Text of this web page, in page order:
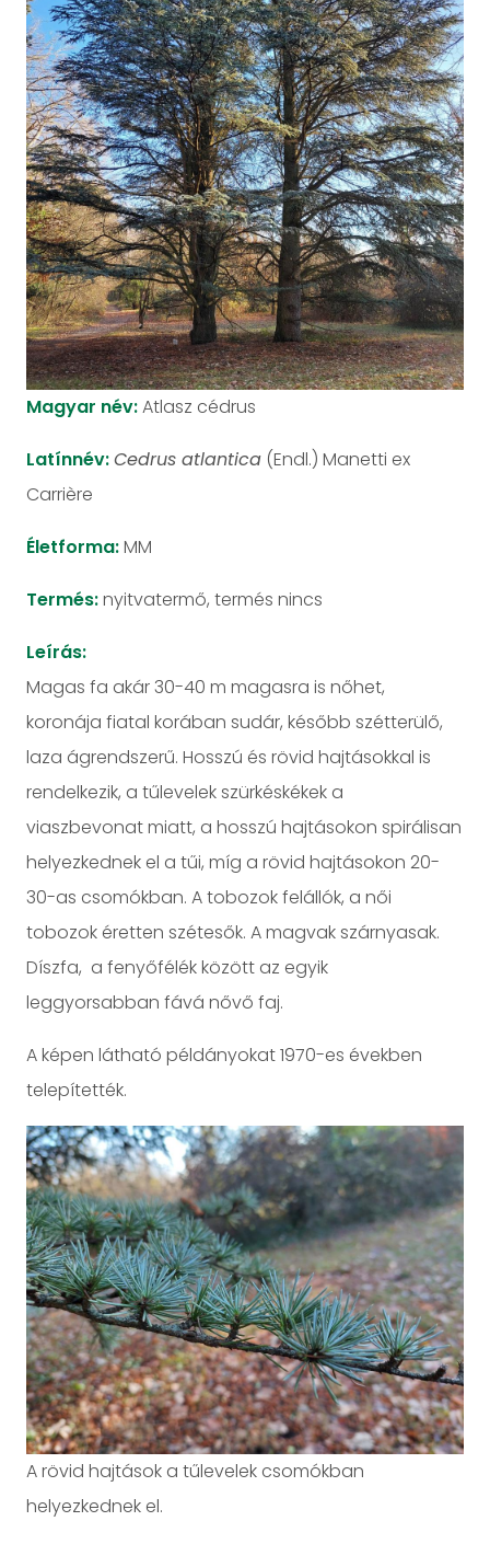
Magyar név:Atlasz cédrus
Latínnév:Cedrus atlantica (Endl.) Manetti ex
Carrière
Életforma:MM
Termés:nyitvatermő, termés nincs
Leírás:
Magas fa akár 30-40 m magasra is nőhet,
koronája fiatal korában sudár, később szétterülő,
laza ágrendszerű. Hosszú és rövid hajtásokkal is
rendelkezik, a tűlevelek szürkéskékek a
viaszbevonat miatt, a hosszú hajtásokon spirálisan
helyezkednek el a tűi, míg a rövid hajtásokon 20-
30-as csomókban. A tobozok felállók, a női
tobozok éretten szétesők. A magvak szárnyasak.
Díszfa, a fenyőfélék között az egyik
leggyorsabban fává nővő faj.
A képen látható példányokat 1970-es években
telepítették.
A rövid hajtások a tűlevelek csomókban
helyezkednek el.